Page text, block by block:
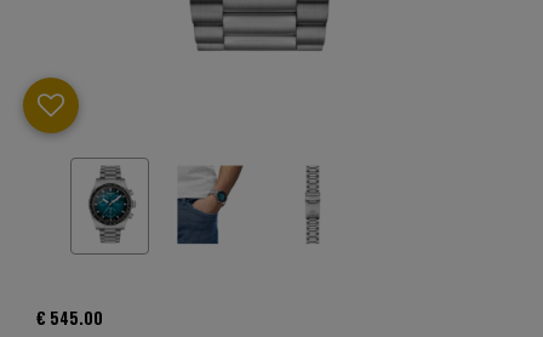
€ 545.00